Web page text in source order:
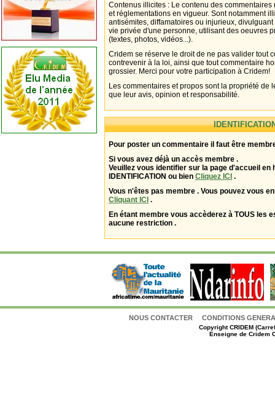
Contenus illicites : Le contenu des
et réglementations en vigueur. Sont notamment
antisémites, diffamatoires ou injurieux,
vie privée d'une personne, utilisant des oeuvres
(textes, photos, vidéos...).
Cridem se réserve le droit de ne pas valider tout
contrevenir à la loi, ainsi que tout commentaire
grossier. Merci pour votre participation à Cridem!
Les commentaires et propos sont la propriété de
que leur avis, opinion et responsabilité.
Pour poster un commentaire il faut être
Si vous avez déjà un accès membre .
Veuillez vous identifier sur la page d'accueil en
IDENTIFICATION ou bien Cliquez ICI .
Vous n'êtes pas membre . Vous pouvez vous
Cliquant ICI .
En étant membre vous accèderez à TOUS les
aucune restriction .
NOUS CONTACTER CONDITIONS
CopyrightCRIDEM
Enseigne de Cridem